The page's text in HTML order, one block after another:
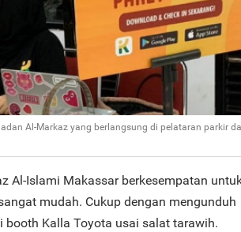
Al-Markaz yang berlangsung di pelataran parkir
Al-Islami Makassar berkesempatan
mudah. Cukup dengan mengunduh
Kalla Toyota usai salat tarawih.